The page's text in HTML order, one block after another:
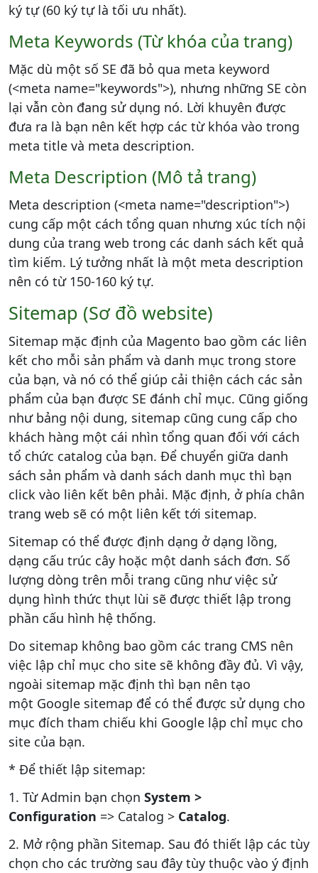
ký tự (60 ký tự là tối ưu nhất).
Meta Keywords (Từ khóa của trang)
Mặc dù một số SE đã bỏ qua meta keyword
(<meta name="keywords">), nhưng những SE còn
lại vẫn còn đang sử dụng nó. Lời khuyên được
đưa ra là bạn nên kết hợp các từ khóa vào trong
meta title và meta description.
Meta Description (Mô tả trang)
Meta description (<meta name="description">)
cung cấp một cách tổng quan nhưng xúc tích nội
dung của trang web trong các danh sách kết quả
tìm kiếm. Lý tưởng nhất là một meta description
nên có từ 150-160 ký tự.
Sitemap (Sơ đồ website)
Sitemap mặc định của Magento bao gồm các liên
kết cho mỗi sản phẩm và danh mục trong store
của bạn, và nó có thể giúp cải thiện cách các sản
phẩm của bạn được SE đánh chỉ mục. Cũng giống
như bảng nội dung, sitemap cũng cung cấp cho
khách hàng một cái nhìn tổng quan đối với cách
tổ chức catalog của bạn. Để chuyển giữa danh
sách sản phẩm và danh sách danh mục thì bạn
click vào liên kết bên phải. Mặc định, ở phía chân
trang web sẽ có một liên kết tới sitemap.
Sitemap có thể được định dạng ở dạng lồng,
dạng cấu trúc cây hoặc một danh sách đơn. Số
lượng dòng trên mỗi trang cũng như việc sử
dụng hình thức thụt lùi sẽ được thiết lập trong
phần cấu hình hệ thống.
Do sitemap không bao gồm các trang CMS nên
việc lập chỉ mục cho site sẽ không đầy đủ. Vì vậy,
ngoài sitemap mặc định thì bạn nên tạo
một Google sitemap để có thể được sử dụng cho
mục đích tham chiếu khi Google lập chỉ mục cho
site của bạn.
* Để thiết lập sitemap:
1. Từ Admin bạn chọn System >
Configuration => Catalog > Catalog.
2. Mở rộng phần Sitemap. Sau đó thiết lập các tùy
chọn cho các trường sau đây tùy thuộc vào ý định